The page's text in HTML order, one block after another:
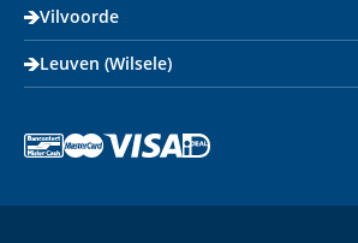
Vilvoorde
Leuven (Wilsele)